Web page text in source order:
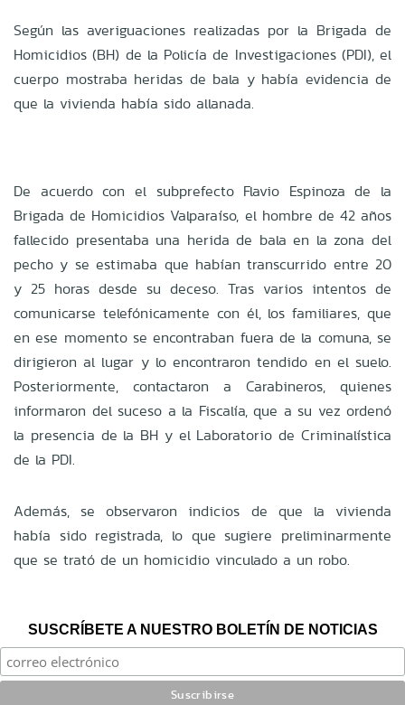
Según las averiguaciones realizadas por la Brigada de
Homicidios (BH) de la Policía de Investigaciones (PDI), el
cuerpo mostraba heridas de bala y había evidencia de
que la vivienda había sido allanada.
De acuerdo con el subprefecto Flavio Espinoza de la
Brigada de Homicidios Valparaíso, el hombre de 42 años
fallecido presentaba una herida de bala en la zona del
pecho y se estimaba que habían transcurrido entre 20
y 25 horas desde su deceso. Tras varios intentos de
comunicarse telefónicamente con él, los familiares, que
en ese momento se encontraban fuera de la comuna, se
dirigieron al lugar y lo encontraron tendido en el suelo.
Posteriormente, contactaron a Carabineros, quienes
informaron del suceso a la Fiscalía, que a su vez ordenó
la presencia de la BH y el Laboratorio de Criminalística
de la PDI.
Además, se observaron indicios de que la vivienda
había sido registrada, lo que sugiere preliminarmente
que se trató de un homicidio vinculado a un robo.
SUSCRÍBETE A NUESTRO BOLETÍN DE NOTICIAS